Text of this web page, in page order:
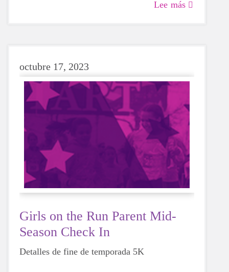
Lee más
octubre 17, 2023
Girls on the Run Parent Mid-
Season Check In
Detalles de fine de temporada 5K